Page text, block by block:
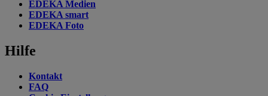
EDEKA Medien
EDEKA smart
EDEKA Foto
Hilfe
Kontakt
FAQ